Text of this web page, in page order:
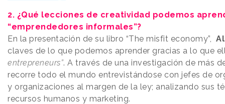
2. ¿Qué lecciones de creatividad podemos
“emprendedores informales”?
En la presentación de su libro “The misfit economy”,
claves de lo que podemos aprender gracias a lo que
entrepreneurs”. A través de una investigación de más
recorre todo el mundo entrevistándose con jefes de
y organizaciones al margen de la ley; analizando sus
recursos humanos y marketing.